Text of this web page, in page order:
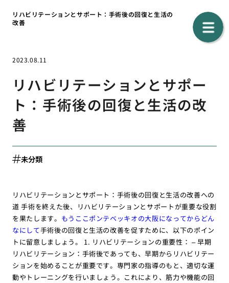
リハビリテーションとサポート：手術後の回復と生活の
改善
2023.08.11
リハビリテーションとサポー
ト：手術後の回復と生活の改
善
未分類
リハビリテーションとサポート：手術後の回復と生活の改善への
道 手術を終えた後、リハビリテーションとサポートが重要な役割
を果たします。 もうここポンテベッキオの大阪になってからどん
なにして手術後の回復と生活の改善を促すために、以下のポイン
トに留意しましょう。 1. リハビリテーションの重要性： – 早期
リハビリテーション：手術後であっても、早期からリハビリテー
ションを始めることが重要です。専門家の指導のもと、適切な運
動やトレーニングを行いましょう。これにより、筋力や機能の回